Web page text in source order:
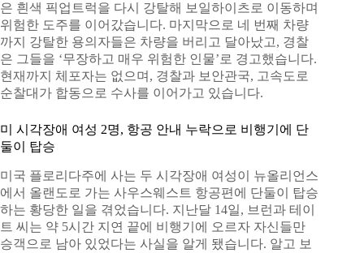
은 흰색 픽업트럭을 다시 강탈해 보일하이츠로 이동하며
위험한 도주를 이어갔습니다. 마지막으로 네 번째 차량
까지 강탈한 용의자들은 차량을 버리고 달아났고, 경찰
은 그들을 ‘무장하고 매우 위험한 인물’로 경고했습니다.
현재까지 체포자는 없으며, 경찰과 보안관국, 고속도로
순찰대가 합동으로 수사를 이어가고 있습니다.
미 시각장애 여성 2명, 항공 안내 누락으로 비행기에 단
둘이 탑승
미국 플로리다주에 사는 두 시각장애 여성이 뉴올리언스
에서 올랜도로 가는 사우스웨스트 항공편에 단둘이 탑승
하는 황당한 일을 겪었습니다. 지난달 14일, 브런과 테이
트 씨는 약 5시간 지연 끝에 비행기에 오르자 자신들만
승객으로 남아 있었다는 사실을 알게 됐습니다. 알고 보